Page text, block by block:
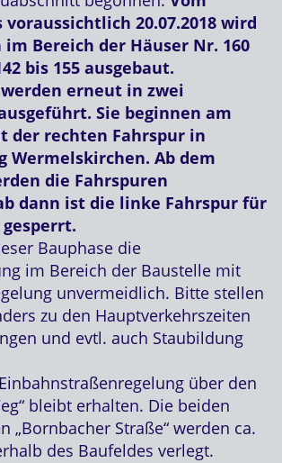
voraussichtlich 20.07.2018 wird
Bereich der Häuser Nr. 160
bis 155 ausgebaut.
erneut in zwei
Sie beginnen am
der rechten Fahrspur in
Wermelskirchen. Ab dem
die Fahrspuren
dann ist die linke Fahrspur für
gesperrt.
Bauphase die
im Bereich der Baustelle mit
unvermeidlich. Bitte stellen
zu den Hauptverkehrszeiten
und evtl. auch Staubildung
über den
bleibt erhalten. Die beiden
„Bornbacher Straße“ werden ca.
des Baufeldes verlegt.